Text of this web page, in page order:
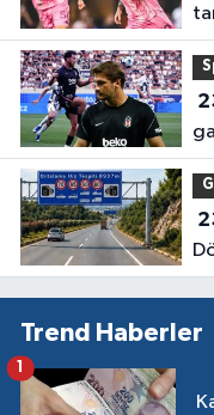
Trend Haberler
1